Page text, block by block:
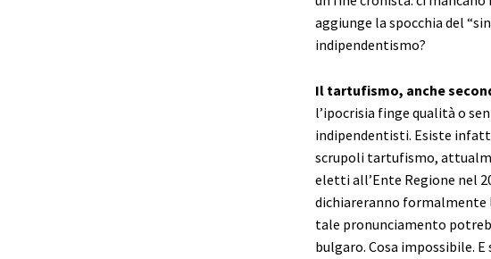
aggiunge la spocchia del
indipendentismo?
Il tartufismo, anche
l’ipocrisia finge qualità o
indipendentisti. Esiste
scrupoli tartufismo,
eletti all’Ente Regione nel
dichiareranno formalmente
tale pronunciamento
bulgaro. Cosa impossibile.